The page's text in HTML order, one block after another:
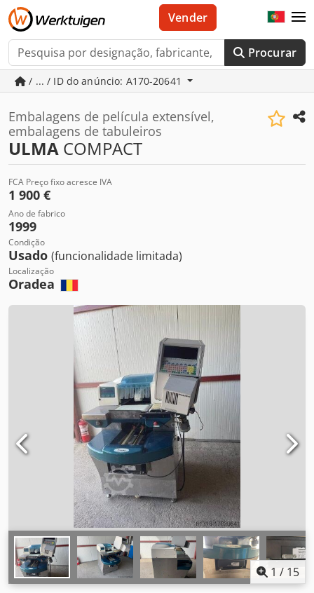
Procurar
Vender
/ ... / ID do anúncio: A170-20641
Embalagens de película extensível,
embalagens de tabuleiros
ULMA COMPACT
FCA Preço fixo acresce IVA
1 900 €
Ano de fabrico
1999
Condição
Usado (funcionalidade limitada)
Localização
Oradea
1 / 15